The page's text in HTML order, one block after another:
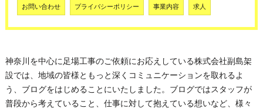
お問い合わせ プライバシーポリシー 事業内容 求人
神奈川を中心に足場工事のご依頼にお応えしている株式会社副島架
設では、地域の皆様ともっと深くコミュニケーションを取れるよ
う、ブログをはじめることにいたしました。ブログではスタッフが
普段から考えていること、仕事に対して抱えている想いなど、様々